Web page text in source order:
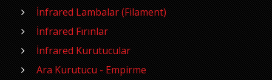
İnfrared Lambalar (Filament)
İnfrared Fırınlar
İnfrared Kurutucular
Ara Kurutucu - Empirme